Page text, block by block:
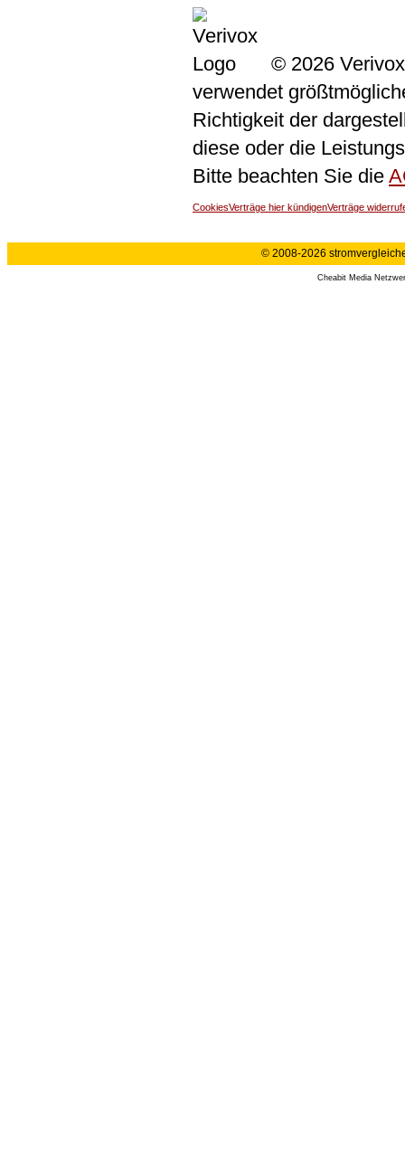
© 2026
verwendet
Richtigkeit der
diese oder die
Bitte beachten Sie die
CookiesVerträge hier kündigenVerträge
© 2008-2026
Cheabit Media